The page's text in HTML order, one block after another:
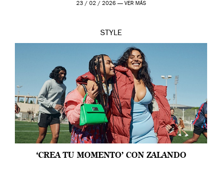
23 / 02 / 2026 — VER MÁS
STYLE
‘CREA TU MOMENTO’ CON ZALANDO